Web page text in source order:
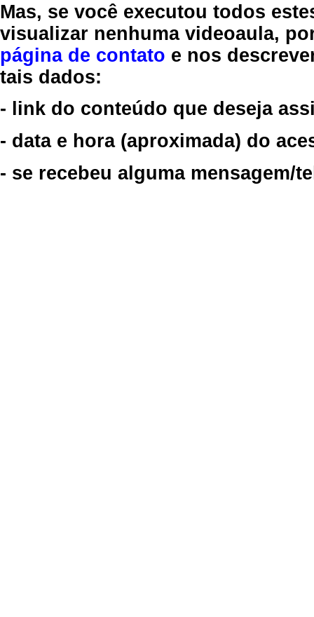
Mas, se você executou todos
visualizar nenhuma videoaula,
página de contato e nos
tais dados:
- link do conteúdo que deseja
- data e hora (aproximada) do
- se recebeu alguma mensagem/